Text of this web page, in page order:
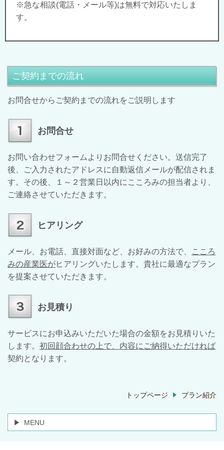
※急な相談(電話・メール等)は無料で対応いたしま
す。
ご契約までの流れ
お問合せからご契約までの流れをご説明します
お問合せ
お問い合わせフォームよりお問合せください。送信完了
後、ご入力されたアドレスに 自動返信メールが配信されま
す。その後、１～２営業日以内にこころみの担当者より、
ご連絡させていただきます。
ヒアリング
メール、お電話、直接対面など、お好みの方法で、
こころ
みの産業医がヒアリングいたします。貴社に最適なプラン
を提案させていただきます。
お見積り
サービスにお申込みいただいた場合の金額をお見積りいた
します。 初回顔合わせの上で、内容にご納得いただければ
契約となります。
トップページ プラン紹介
MENU